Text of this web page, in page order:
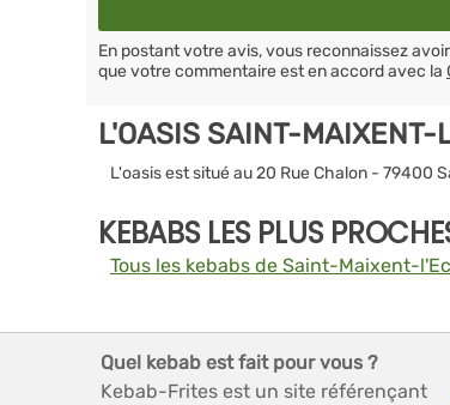
En postant votre avis, vous reconnaissez
que votre commentaire est en accord avec la
L'OASIS SAINT-MAIXENT-
L'oasis est situé au 20 Rue Chalon - 79400
KEBABS LES PLUS
Tous les kebabs de Saint-Maixent-
Quel kebab est fait pour vous ?
Kebab-Frites est un site référençant